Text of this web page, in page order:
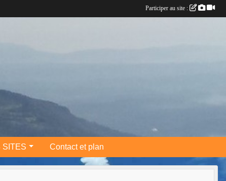
SITES Contact et plan
Participer au site :